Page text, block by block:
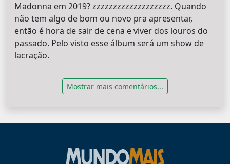
Madonna em 2019? zzzzzzzzzzzzzzzzzzz. Quando
não tem algo de bom ou novo pra apresentar,
então é hora de sair de cena e viver dos louros do
passado. Pelo visto esse álbum será um show de
lacração.
Mostrar mais comentários...